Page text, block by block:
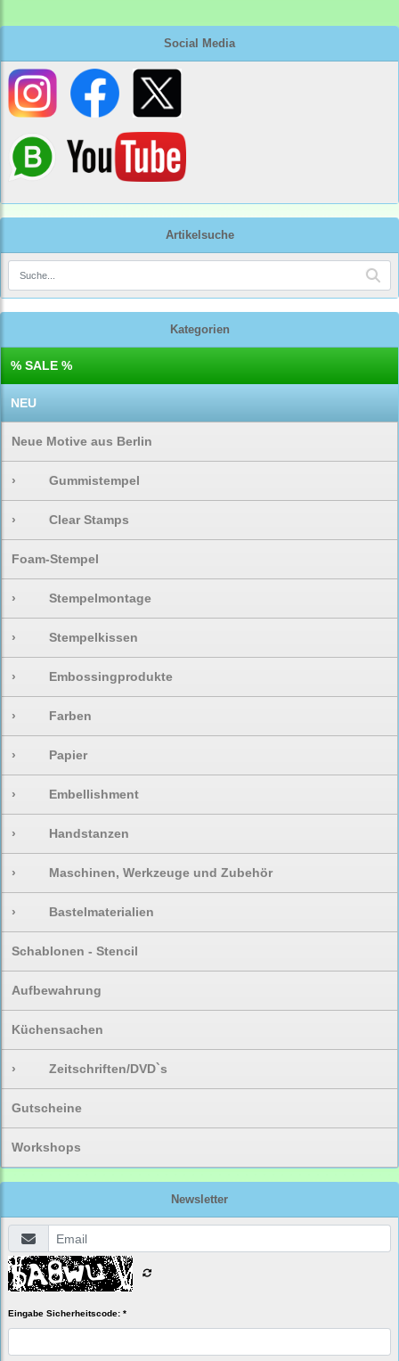
Social Media
Artikelsuche
Kategorien
% SALE %
NEU
Neue Motive aus Berlin
› Gummistempel
› Clear Stamps
Foam-Stempel
› Stempelmontage
› Stempelkissen
› Embossingprodukte
› Farben
› Papier
› Embellishment
› Handstanzen
› Maschinen, Werkzeuge und Zubehör
› Bastelmaterialien
Schablonen - Stencil
Aufbewahrung
Küchensachen
› Zeitschriften/DVD`s
Gutscheine
Workshops
Newsletter
Eingabe Sicherheitscode: *